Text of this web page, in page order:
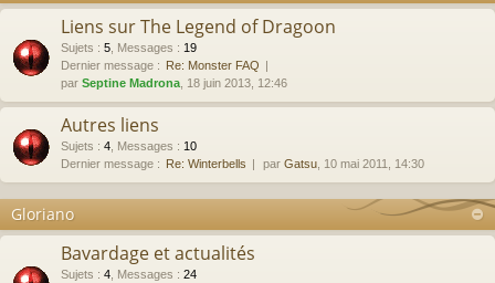
Liens sur The Legend of Dragoon
Sujets : 5 Messages : 19
Dernier message : Re: Monster FAQ
par Septine Madrona , 18 juin 2013, 12:46
Autres liens
Sujets : 4 Messages : 10
Dernier message : Re: Winterbells par Gatsu , 10 mai 2011, 14:30
Gloriano
Bavardage et actualités
Sujets : 4 Messages : 24